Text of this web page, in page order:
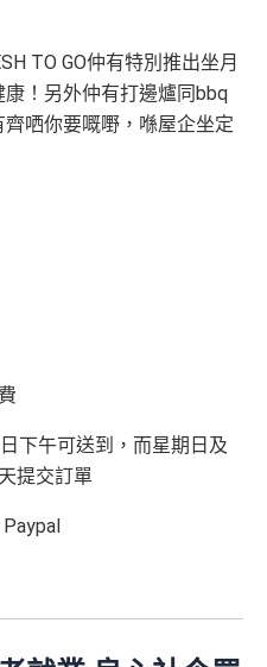
TO GO仲有特別推出坐月
！另外仲有打邊爐同bbq
哂你要嘅嘢，喺屋企坐定
下午可送到，而星期日及
提交訂單